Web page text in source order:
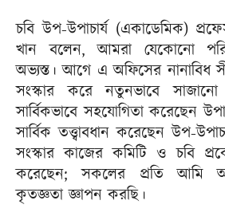
চবি উপ-উপাচার্য (একাডেমিক)
খান বলেন, আমরা যেকোনো
অভ্যস্ত। আগে এ অফিসের নানাবিধ
সংস্কার করে নতুনভাবে
সার্বিকভাবে সহযোগিতা করেছেন
সার্বিক তত্ত্বাবধান করেছেন উপ-
সংস্কার কাজের কমিটি ও চবি
করেছেন; সকলের প্রতি আমি
কৃতজ্ঞতা জ্ঞাপন করছি।